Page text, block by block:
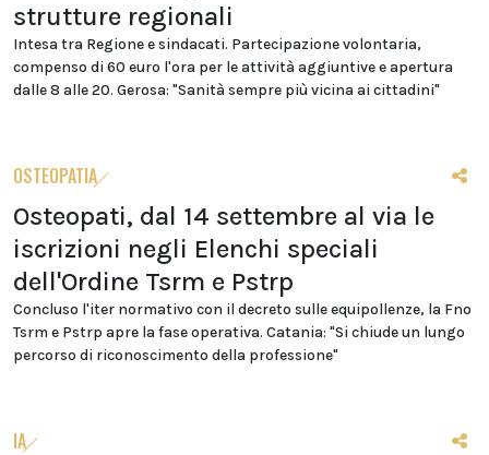
strutture regionali
Intesa tra Regione e sindacati. Partecipazione volontaria,
compenso di 60 euro l'ora per le attività aggiuntive e apertura
dalle 8 alle 20. Gerosa: "Sanità sempre più vicina ai cittadini"
OSTEOPATIA
Osteopati, dal 14 settembre al via le
iscrizioni negli Elenchi speciali
dell'Ordine Tsrm e Pstrp
Concluso l'iter normativo con il decreto sulle equipollenze, la Fno
Tsrm e Pstrp apre la fase operativa. Catania: "Si chiude un lungo
percorso di riconoscimento della professione"
IA